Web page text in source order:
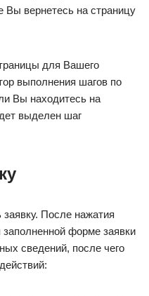
Вы вернетесь на страницу
для Вашего
выполнения шагов по
Вы находитесь на
выделен шаг
После нажатия
форме заявки
сведений, после чего